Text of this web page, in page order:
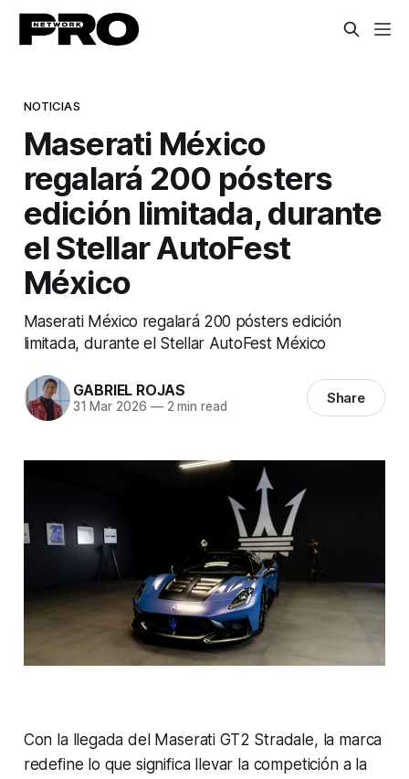
NOTICIAS
Maserati México
regalará 200 pósters
edición limitada, durante
el Stellar AutoFest
México
Maserati México regalará 200 pósters edición
limitada, durante el Stellar AutoFest México
GABRIEL ROJAS
31 Mar 2026 —2 min read Share
Con la llegada del Maserati GT2 Stradale, la marca
redefine lo que significa llevar la competición a la